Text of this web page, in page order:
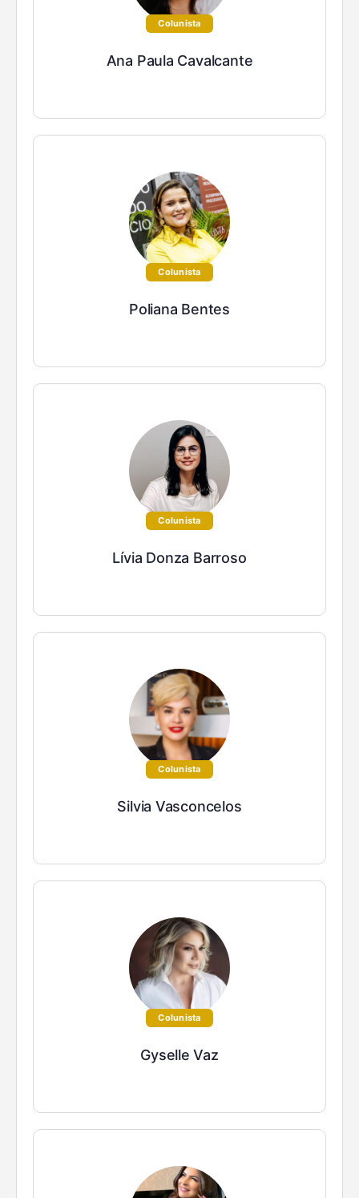
Colunista
Ana Paula Cavalcante
Colunista
Poliana Bentes
Colunista
Lívia Donza Barroso
Colunista
Silvia Vasconcelos
Colunista
Gyselle Vaz